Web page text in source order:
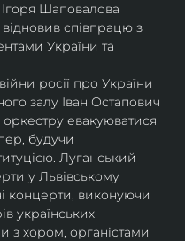
Шаповалова
співпрацю з
України та
росії про України
залу Іван Остапович
евакуюватися
будучи
Луганський
у Львівському
концерти, виконуючи
українських
з хором, органістами